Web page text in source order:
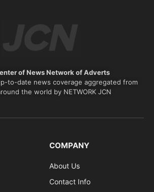
of News Network of Adverts
to-date news coverage aggregated from
the world by NETWORK JCN
COMPANY
About Us
Contact Info